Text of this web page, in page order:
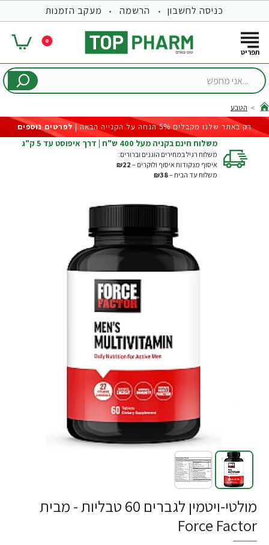
כניסה לחשבון הרשמה מעקב הזמנות
0
...אני
home
הטבע
רק באתר שלנו מקבלים 5% הנחה על הקנייה הבאה |
לפרטים נוספים
משלוח חינם בקניה מעל 400 ש"ח | דרך איפוסט עד 5 ק"ג
משלוח רגיל במחירים הוגנים וברורים:
איסוף מנקודות איסוף ולוקרים – ₪22
משלוח עד הבית –₪38
-21%
מולטי-ויטמין לגברים 60 טבליות - מבית
Force Factor